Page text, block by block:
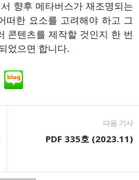
향후 메타버스가 재조명되는
떠한 요소를 고려해야 하고 그
콘텐츠를 제작할 것인지 한 번
었으면 합니다.
다음 기사
PDF 335호 (2023.11)